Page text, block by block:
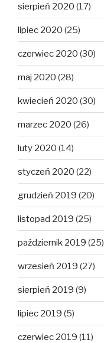
sierpień 2020 (17)
lipiec 2020 (25)
czerwiec 2020 (30)
maj 2020 (28)
kwiecień 2020 (30)
marzec 2020 (26)
luty 2020 (14)
styczeń 2020 (22)
grudzień 2019 (20)
listopad 2019 (25)
październik 2019 (25)
wrzesień 2019 (27)
sierpień 2019 (9)
lipiec 2019 (5)
czerwiec 2019 (11)